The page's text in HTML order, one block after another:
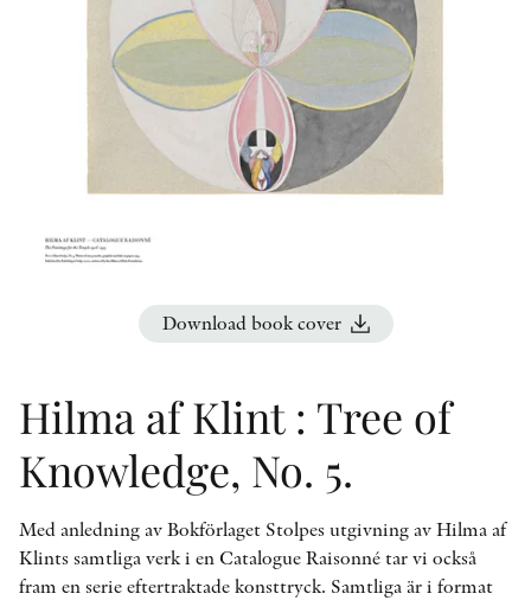
PEER REVIEW PROCESS
Download book cover
Hilma af Klint : Tree of
Knowledge, No. 5.
Med anledning av Bokförlaget Stolpes utgivning av Hilma af
Klints samtliga verk i en Catalogue Raisonné tar vi också
fram en serie eftertraktade konsttryck. Samtliga är i format